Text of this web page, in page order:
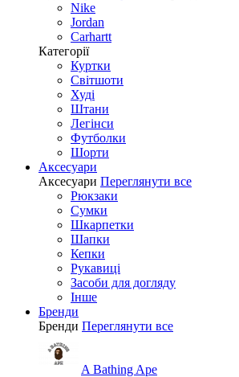
Nike
Jordan
Carhartt
Категорії
Куртки
Світшоти
Худі
Штани
Легінси
Футболки
Шорти
Аксесуари
Аксесуари Переглянути все
Рюкзаки
Сумки
Шкарпетки
Шапки
Кепки
Рукавиці
Засоби для догляду
Інше
Бренди
Бренди Переглянути все
A Bathing Ape